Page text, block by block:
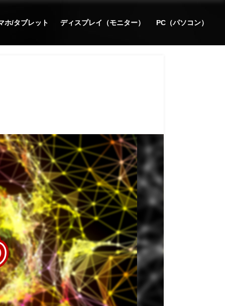
ホ/タブレット ディスプレイ（モニター） PC（パソコン）